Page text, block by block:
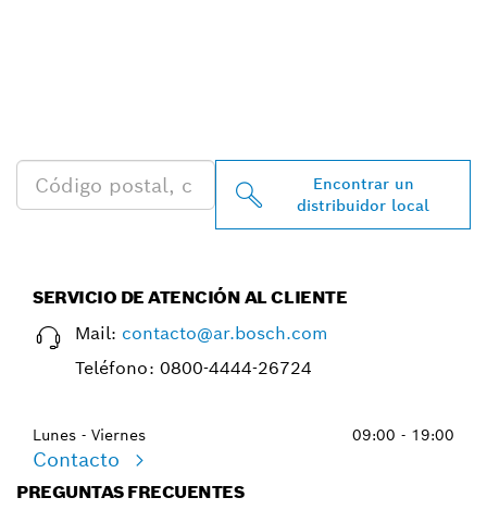
Encontrar un
distribuidor local
SERVICIO DE ATENCIÓN AL CLIENTE
Mail: contacto@ar.bosch.com
Teléfono: 0800-4444-26724
Lunes - Viernes 09:00 - 19:00
Contacto
PREGUNTAS FRECUENTES